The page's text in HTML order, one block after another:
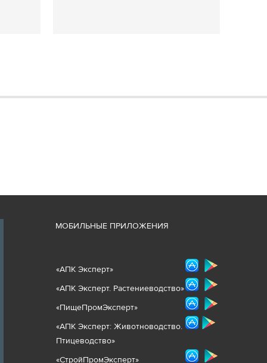
МОБИЛЬНЫЕ ПРИЛОЖЕНИЯ
«АПК Эксперт»
«АПК Эксперт. Растениеводство»
«ПищеПромЭксперт»
«АПК Эксперт: Животноводство.
Птицеводство»
«СтройПромЭксперт»